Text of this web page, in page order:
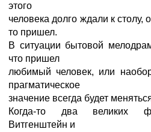
этого
человека долго ждали к столу,
то пришел.
В ситуации бытовой
что пришел
любимый человек, или
прагматическое
значение всегда будет
Когда-то два великих
Витгенштейн и